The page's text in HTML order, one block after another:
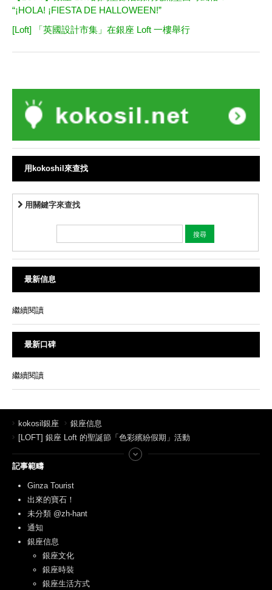
“¡HOLA! ¡FIESTA DE HALLOWEEN!”
[Loft] 「英國設計市集」在銀座 Loft 一樓舉行
用kokoshil來查找
用關鍵字來查找
最新信息
繼續閱讀
最新口碑
繼續閱讀
kokosil銀座
銀座信息
[LOFT] 銀座 Loft 的聖誕節「色彩繽紛假期」活動
記事範疇
Ginza Tourist
出來的寶石！
未分類 @zh-hant
通知
銀座信息
銀座文化
銀座時裝
銀座生活方式